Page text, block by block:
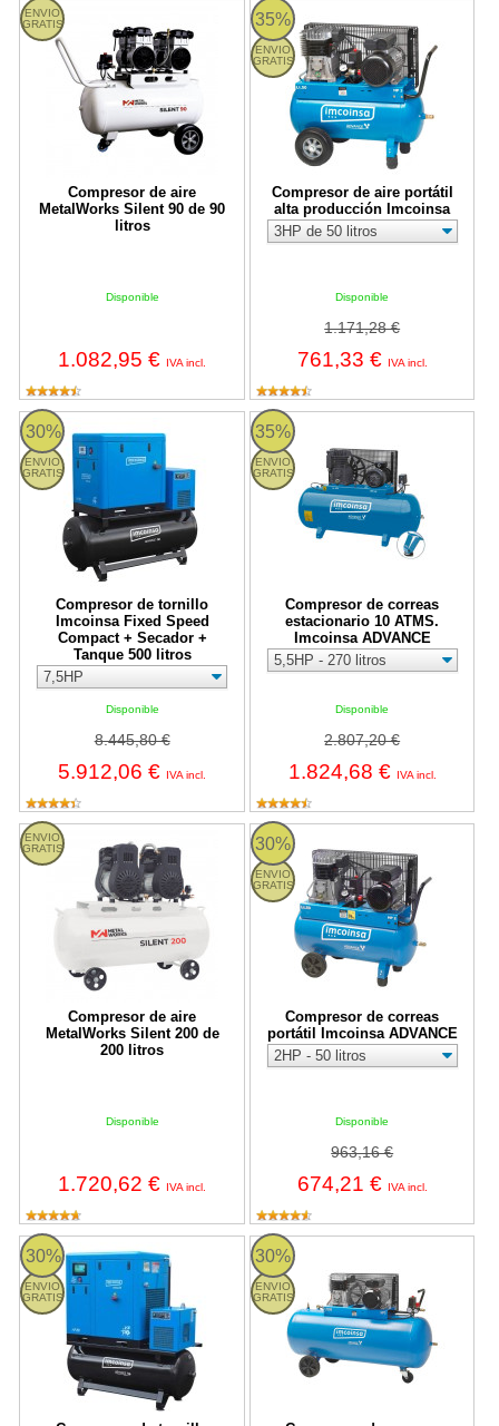
ENVIO
GRATIS
Compresor de aire
MetalWorks Silent 90 de 90
litros
Disponible
1.082,95 € IVA incl.
Compresor de aire MetalWorks Silent 90 de 90 litros
35%
ENVIO
GRATIS
Compresor de aire portátil
alta producción Imcoinsa
Disponible
1.171,28 €
761,33 € IVA incl.
Compresor de aire portátil alta
30%
ENVIO
GRATIS
Compresor de tornillo
Imcoinsa Fixed Speed
Compact + Secador +
Tanque 500 litros
Disponible
8.445,80 €
5.912,06 € IVA incl.
Compresor de tornillo Imcoinsa Fixed Speed Compact + Secador
35%
ENVIO
GRATIS
Compresor de correas
estacionario 10 ATMS.
Imcoinsa ADVANCE
Disponible
2.807,20 €
1.824,68 € IVA incl.
Compresor de correas
ENVIO
GRATIS
Compresor de aire
MetalWorks Silent 200 de
200 litros
Disponible
1.720,62 € IVA incl.
Compresor de aire MetalWorks Silent 200 de 200 litros
30%
ENVIO
GRATIS
Compresor de correas
portátil Imcoinsa ADVANCE
Disponible
963,16 €
674,21 € IVA incl.
Compresor de correas portátil
30%
ENVIO
GRATIS
Compresor de tornillo Imcoinsa Variable Speed Compact +
30%
ENVIO
GRATIS
Compresor de correas portátil